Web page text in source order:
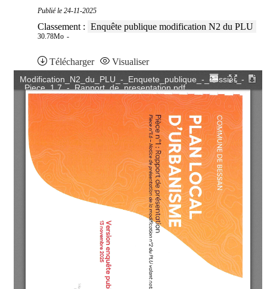
Publié le 24-11-2025
Classement : Enquête publique modification N2 du PLU
30.78Mo
Télécharger Visualiser